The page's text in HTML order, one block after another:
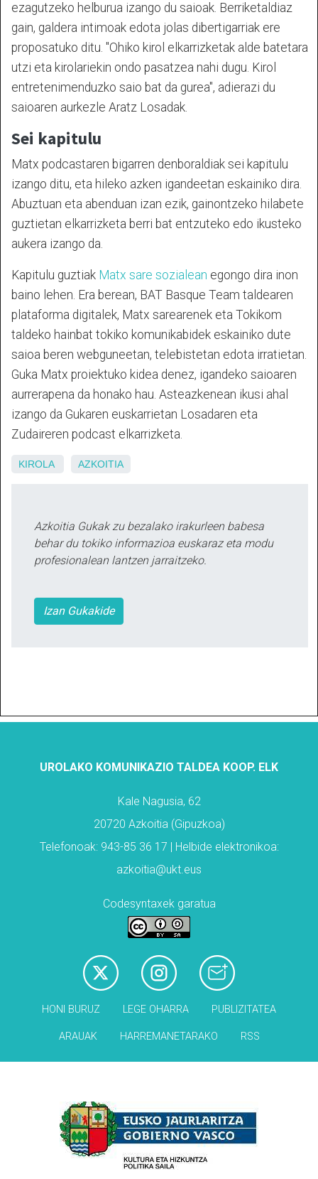
ezagutzeko helburua izango du saioak. Berriketaldiaz
gain, galdera intimoak edota jolas dibertigarriak ere
proposatuko ditu. "Ohiko kirol elkarrizketak alde batetara
utzi eta kirolariekin ondo pasatzea nahi dugu. Kirol
entretenimenduzko saio bat da gurea", adierazi du
saioaren aurkezle Aratz Losadak.
Sei kapitulu
Matx podcastaren bigarren denboraldiak sei kapitulu
izango ditu, eta hileko azken igandeetan eskainiko dira.
Abuztuan eta abenduan izan ezik, gainontzeko hilabete
guztietan elkarrizketa berri bat entzuteko edo ikusteko
aukera izango da.
Kapitulu guztiak Matx sare sozialean egongo dira inon
baino lehen. Era berean, BAT Basque Team taldearen
plataforma digitalek, Matx sarearenek eta Tokikom
taldeko hainbat tokiko komunikabidek eskainiko dute
saioa beren webguneetan, telebistetan edota irratietan.
Guka Matx proiektuko kidea denez, igandeko saioaren
aurrerapena da honako hau. Asteazkenean ikusi ahal
izango da Gukaren euskarrietan Losadaren eta
Zudaireren podcast elkarrizketa.
KIROLA AZKOITIA
Azkoitia Gukak zu bezalako irakurleen babesa
behar du tokiko informazioa euskaraz eta modu
profesionalean lantzen jarraitzeko.
Izan Gukakide
UROLAKO KOMUNIKAZIO TALDEA KOOP. ELK
Kale Nagusia, 62
20720 Azkoitia (Gipuzkoa)
Telefonoak: 943-85 36 17 | Helbide elektronikoa:
azkoitia@ukt.eus
Codesyntaxek garatua
HONI BURUZ LEGE OHARRA PUBLIZITATEA
ARAUAK HARREMANETARAKO RSS